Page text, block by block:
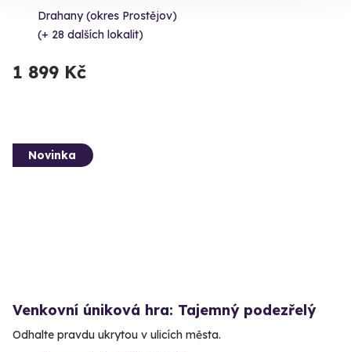
Drahany (okres Prostějov)
(+ 28 dalších lokalit)
1 899 Kč
Novinka
Venkovní úniková hra: Tajemný podezřelý
Odhalte pravdu ukrytou v ulicích města.